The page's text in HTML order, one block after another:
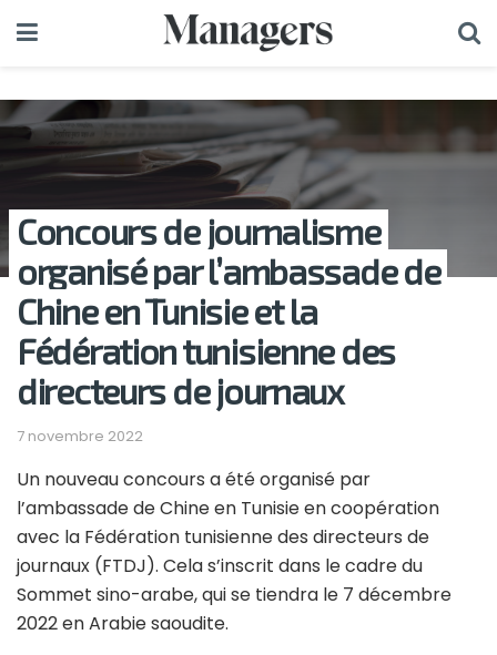
Concours de journalisme
organisé par l’ambassade de
Chine en Tunisie et la
Fédération tunisienne des
directeurs de journaux
7 novembre 2022
Un nouveau concours a été organisé par
l’ambassade de Chine en Tunisie en coopération
avec la Fédération tunisienne des directeurs de
journaux (FTDJ). Cela s’inscrit dans le cadre du
Sommet sino-arabe, qui se tiendra le 7 décembre
2022 en Arabie saoudite.